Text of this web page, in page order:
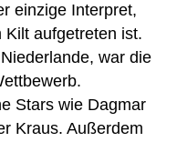
einzige Interpret,
aufgetreten ist.
war die
Stars wie Dagmar
Kraus. Außerdem